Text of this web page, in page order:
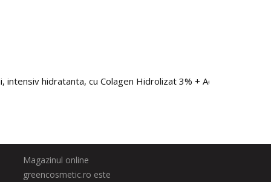
intensiv hidratanta, cu Colagen Hidrolizat 3% + Acid Hialuronic
Magazinul online
greencosmetic.ro este